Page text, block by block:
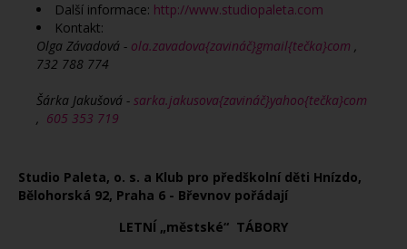
Další informace: http://www.studiopaleta.com
Kontakt:
Olga Závadová - ola.zavadova{zavináč}gmail{tečka}com ,
732 788 774
Šárka Jakušová - sarka.jakusova{zavináč}yahoo{tečka}com
, 605 353 719
Studio Paleta, o. s. a Klub pro předškolní děti Hnízdo,
Bělohorská 92, Praha 6 - Břevnov pořádají
LETNÍ „městské“ TÁBORY